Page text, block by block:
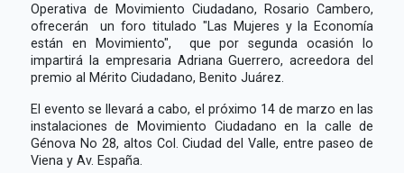
Operativa de Movimiento Ciudadano, Rosario Cambero,
ofrecerán un foro titulado "Las Mujeres y la Economía
están en Movimiento", que por segunda ocasión lo
impartirá la empresaria Adriana Guerrero, acreedora del
premio al Mérito Ciudadano, Benito Juárez.
El evento se llevará a cabo, el próximo 14 de marzo en las
instalaciones de Movimiento Ciudadano en la calle de
Génova No 28, altos Col. Ciudad del Valle, entre paseo de
Viena y Av. España.